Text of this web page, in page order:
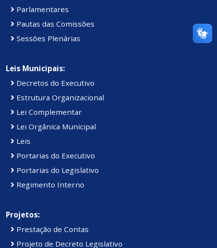
Parlamentares
Pautas das Comissões
Sessões Plenárias
Leis Municipais:
Decretos do Executivo
Estrutura Organizacional
Lei Complementar
Lei Orgânica Municipal
Leis
Portarias do Executivo
Portarias do Legislativo
Regimento Interno
Projetos:
Prestação de Contas
Projeto de Decreto Legislativo